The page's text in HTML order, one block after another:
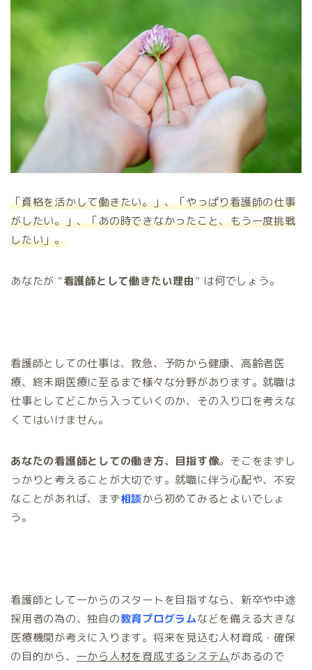
「資格を活かして働きたい。」、「やっぱり看護師の仕事
がしたい。」、「あの時できなかったこと、もう一度挑戦
したい」。
あなたが “看護師として働きたい理由” は何でしょう。
看護師としての仕事は、救急、予防から健康、高齢者医
療、終末期医療に至るまで様々な分野があります。就職は
仕事としてどこから入っていくのか、その入り口を考えな
くてはいけません。
あなたの看護師としての働き方、目指す像。そこをまずし
っかりと考えることが大切です。就職に伴う心配や、不安
なことがあれば、まず相談から初めてみるとよいでしょ
う。
看護師として一からのスタートを目指すなら、新卒や中途
採用者の為の、独自の教育プログラムなどを備える大きな
医療機関が考えに入ります。将来を見込む人材育成・確保
の目的から、 一から人材を育成するシステムがあるので